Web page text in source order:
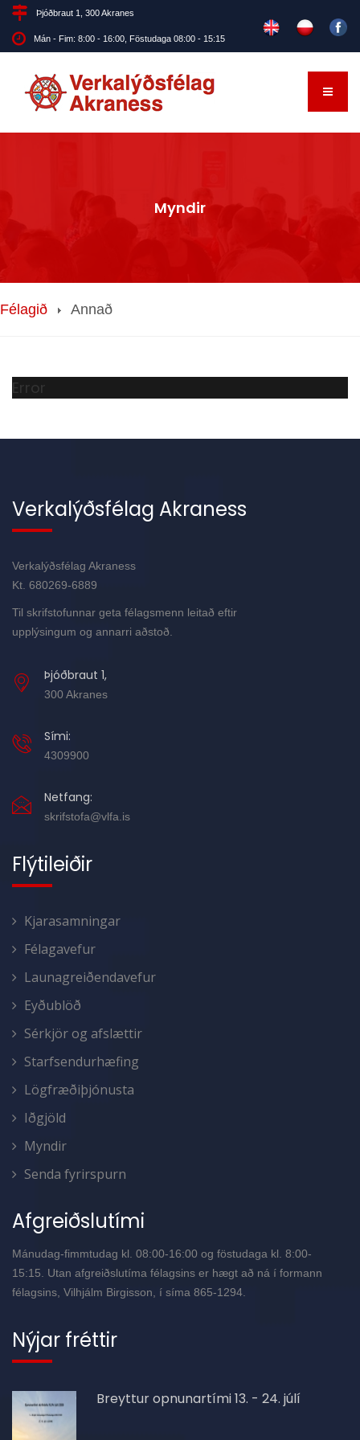
Þjóðbraut 1, 300 Akranes
Mán - Fim: 8:00 - 16:00, Föstudaga 08:00 - 15:15
Myndir
Félagið Annað
Error
Verkalýðsfélag Akraness
Verkalýðsfélag Akraness
Kt. 680269-6889
Til skrifstofunnar geta félagsmenn leitað eftir
upplýsingum og annarri aðstoð.
Þjóðbraut 1,
300 Akranes
Sími:
4309900
Netfang:
skrifstofa@vlfa.is
Flýtileiðir
Kjarasamningar
Félagavefur
Launagreiðendavefur
Eyðublöð
Sérkjör og afslættir
Starfsendurhæfing
Lögfræðiþjónusta
Iðgjöld
Myndir
Senda fyrirspurn
Afgreiðslutími
Mánudag-fimmtudag kl. 08:00-16:00 og föstudaga kl. 8:00-
15:15. Utan afgreiðslutíma félagsins er hægt að ná í formann
félagsins, Vilhjálm Birgisson, í síma 865-1294.
Nýjar fréttir
Breyttur opnunartími 13. - 24. júlí